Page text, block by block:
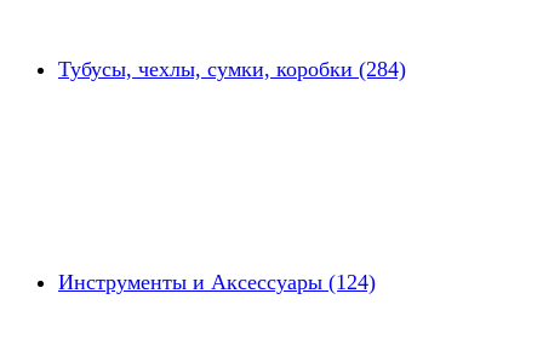
Тубусы, чехлы, сумки, коробки (284)
Инструменты и Аксессуары (124)